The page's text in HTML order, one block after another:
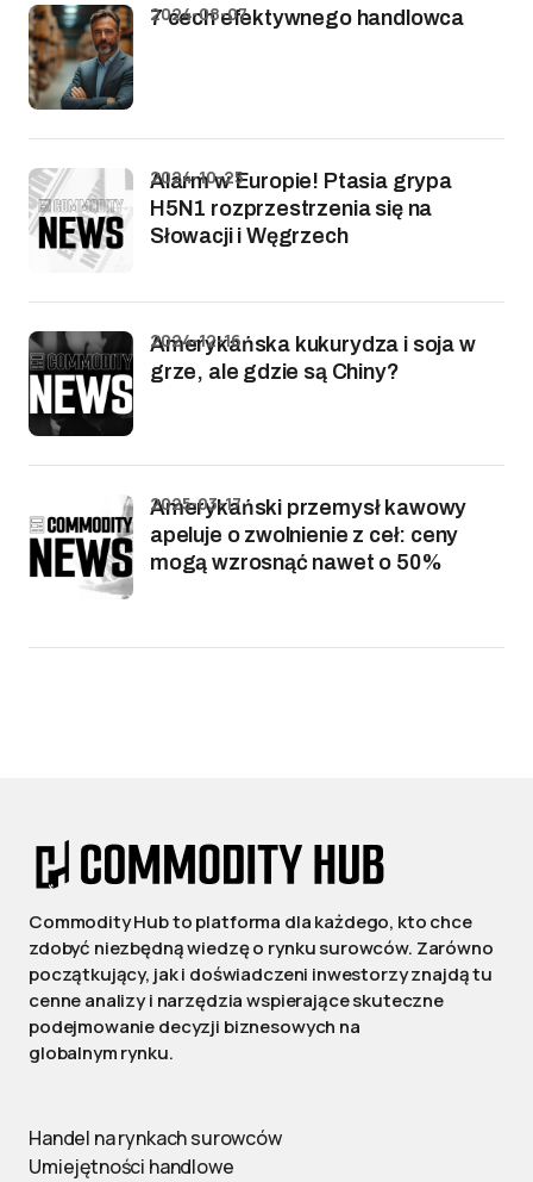
7 cech efektywnego handlowca
2024-08-07
Alarm w Europie! Ptasia grypa
H5N1 rozprzestrzenia się na
Słowacji i Węgrzech
2024-10-25
Amerykańska kukurydza i soja w
grze, ale gdzie są Chiny?
2024-12-16
Amerykański przemysł kawowy
apeluje o zwolnienie z ceł: ceny
mogą wzrosnąć nawet o 50%
2025-03-17
Commodity Hub to platforma dla każdego, kto chce
zdobyć niezbędną wiedzę o rynku surowców. Zarówno
początkujący, jak i doświadczeni inwestorzy znajdą tu
cenne analizy i narzędzia wspierające skuteczne
podejmowanie decyzji biznesowych na
globalnym rynku.
Handel na rynkach surowców
Umiejętności handlowe